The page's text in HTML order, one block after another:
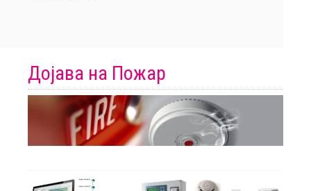
Дојава на Пожар